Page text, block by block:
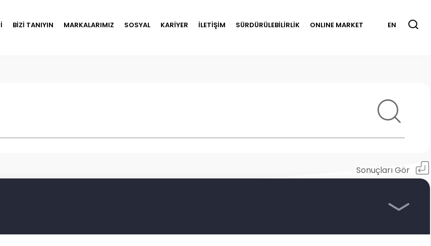
BİZİ TANIYIN MARKALARIMIZ SOSYAL KARİYER İLETİŞİM SÜRDÜRÜLEBİLİRLİK ONLINE MARKET EN
Sonuçları Gör